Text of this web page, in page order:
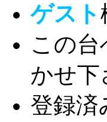
ゲスト
この
かせ下
登録済